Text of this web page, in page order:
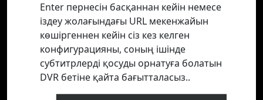
Enter пернесін басқаннан кейін немесе
іздеу жолағындағы URL мекенжайын
көшіргеннен кейін сіз кез келген
конфигурацияны, соның ішінде
субтитрлерді қосуды орнатуға болатын
DVR бетіне қайта бағытталасыз..